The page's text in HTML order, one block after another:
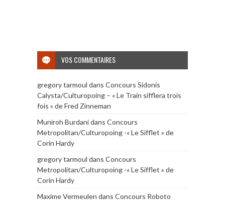
VOS COMMENTAIRES
gregory tarmoul dans Concours Sidonis
Calysta/Culturopoing – « Le Train sifflera trois
fois » de Fred Zinneman
Muniroh Burdanidans Concours
Metropolitan/Culturopoing -« Le Sifflet » de
Corin Hardy
gregory tarmoul dans Concours
Metropolitan/Culturopoing -« Le Sifflet » de
Corin Hardy
Maxime Vermeulen dans Concours Roboto